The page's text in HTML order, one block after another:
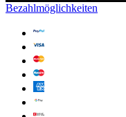
Bezahlmöglichkeiten